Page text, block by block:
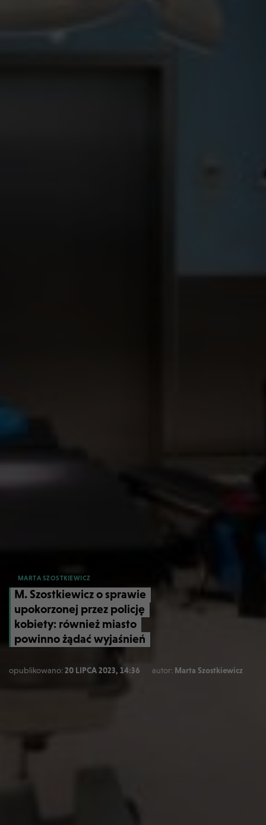
MARTA SZOSTKIEWICZ
M. Szostkiewicz o sprawie
upokorzonej przez policję
kobiety: również miasto
powinno żądać wyjaśnień
opublikowano:20 LIPCA 2023, 14:36 autor: Marta Szostkiewicz